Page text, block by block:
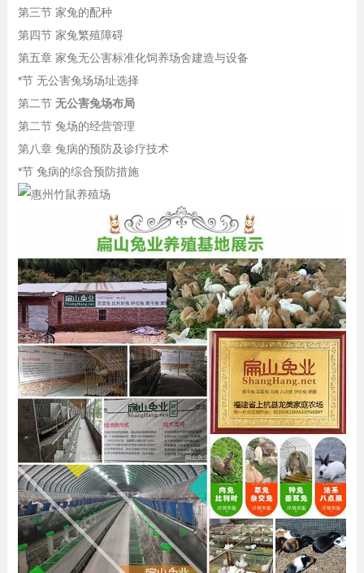
第三节 家兔的配种
第四节 家兔繁殖障碍
第五章 家兔无公害标准化饲养场舍建造与设备
*节 无公害兔场场址选择
第二节 无公害兔场布局
第二节 兔场的经营管理
第八章 兔病的预防及诊疗技术
*节 兔病的综合预防措施